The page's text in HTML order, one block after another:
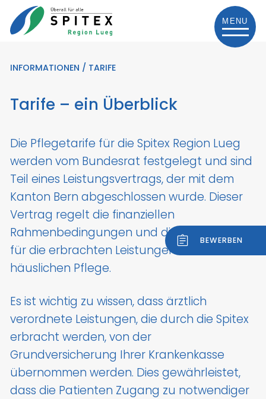
MENU
Kontakt
BEWERBEN
INFORMATIONEN / TARIFE
Tarife – ein Überblick
Die Pflegetarife für die Spitex Region Lueg
werden vom Bundesrat festgelegt und sind
Teil eines Leistungsvertrags, der mit dem
Kanton Bern abgeschlossen wurde. Dieser
Vertrag regelt die finanziellen
Rahmenbedingungen und die Vergütung
für die erbrachten Leistungen in der
häuslichen Pflege.
Es ist wichtig zu wissen, dass ärztlich
verordnete Leistungen, die durch die Spitex
erbracht werden, von der
Grundversicherung Ihrer Krankenkasse
übernommen werden. Dies gewährleistet,
dass die Patienten Zugang zu notwendiger